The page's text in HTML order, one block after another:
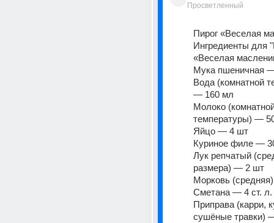
Просветленный
Пирог «Веселая
Ингредиенты для
«Веселая
Мука пшеничная
Вода (комнатной
— 160 мл
Молоко
температуры) —
Яйцо — 4 шт
Куриное филе —
Лук репчатый
размера) — 2 шт
Морковь
Сметана — 4 ст. л.
Приправа (карри,
сушёные травки)